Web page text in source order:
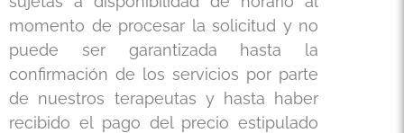
momento de procesar la solicitud y no
puede ser garantizada hasta la
confirmación de los servicios por parte
de nuestros terapeutas y hasta haber
recibido el pago del precio estipulado